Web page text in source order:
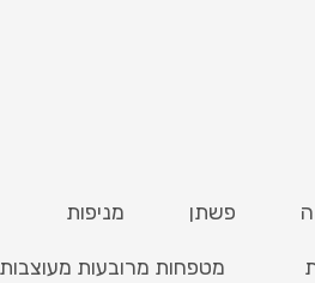
פשתן מניפות
מטפחות מרובעות מעוצבות